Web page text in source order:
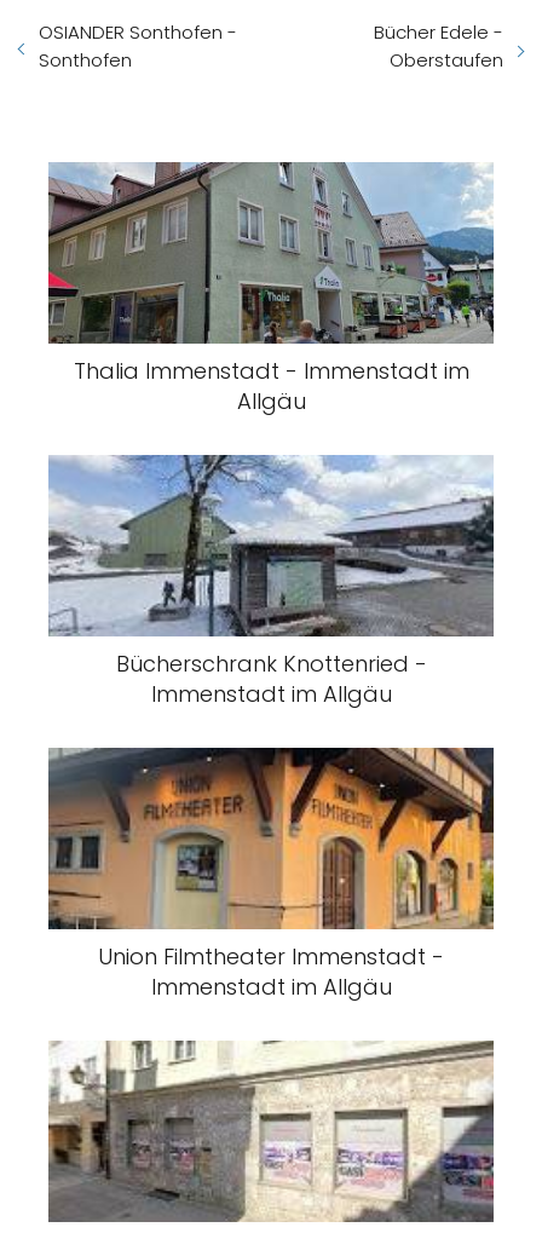
OSIANDER Sonthofen -
Sonthofen
Bücher Edele -
Oberstaufen
Thalia Immenstadt - Immenstadt im
Allgäu
Bücherschrank Knottenried -
Immenstadt im Allgäu
Union Filmtheater Immenstadt -
Immenstadt im Allgäu